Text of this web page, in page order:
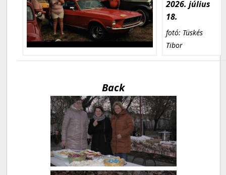
2026. július
18.
fotó: Tüskés
Tibor
Back